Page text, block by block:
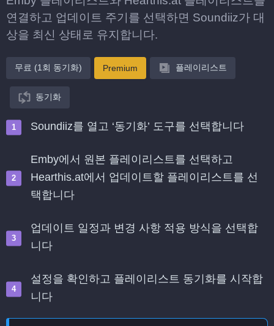
연결하고 업데이트 주기를 선택하면 Soundiiz가 대
상을 최신 상태로 유지합니다.
무료 (1회 동기화) Premium 플레이리스트
동기화
Soundiiz를 열고 ‘동기화’ 도구를 선택합니다
Emby에서 원본 플레이리스트를 선택하고
Hearthis.at에서 업데이트할 플레이리스트를 선
택합니다
업데이트 일정과 변경 사항 적용 방식을 선택합
니다
설정을 확인하고 플레이리스트 동기화를 시작합
니다